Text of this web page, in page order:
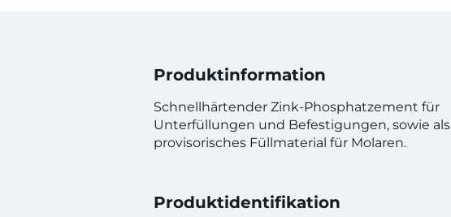
Produktinformation
Schnellhärtender Zink-Phosphatzement für
Unterfüllungen und Befestigungen, sowie als
provisorisches Füllmaterial für Molaren.
Produktidentifikation